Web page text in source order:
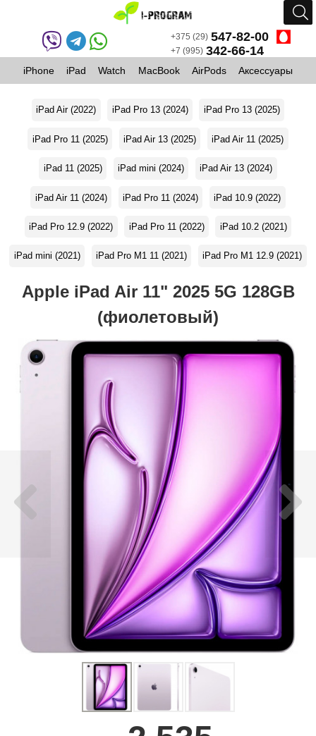
+375 (29) 547-82-00
+7 (995) 342-66-14
iPhone iPad Watch MacBook AirPods Аксессуары
iPad Air (2022) iPad Pro 13 (2024) iPad Pro 13 (2025)
iPad Pro 11 (2025) iPad Air 13 (2025) iPad Air 11 (2025)
iPad 11 (2025) iPad mini (2024) iPad Air 13 (2024)
iPad Air 11 (2024) iPad Pro 11 (2024) iPad 10.9 (2022)
iPad Pro 12.9 (2022) iPad Pro 11 (2022) iPad 10.2 (2021)
iPad mini (2021) iPad Pro M1 11 (2021) iPad Pro M1 12.9 (2021)
Apple iPad Air 11" 2025 5G 128GB
(фиолетовый)